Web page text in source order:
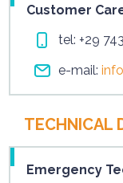
Customer
tel:+29
e-mail:
TECHNICAL
Emergency